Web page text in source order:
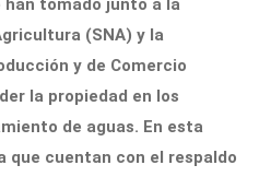
tomado junto a la
(SNA) y la
y de Comercio
la propiedad en los
de aguas. En esta
que cuentan con el respaldo